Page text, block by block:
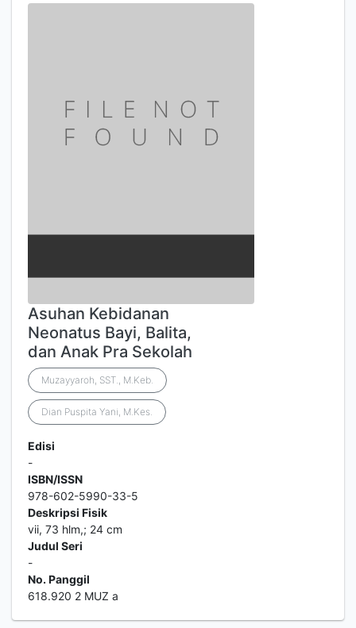
Asuhan Kebidanan
Neonatus Bayi, Balita,
dan Anak Pra Sekolah
Muzayyaroh, SST., M.Keb.
Dian Puspita Yani, M.Kes.
Edisi
-
ISBN/ISSN
978-602-5990-33-5
Deskripsi Fisik
vii, 73 hlm,; 24 cm
Judul Seri
-
No. Panggil
618.920 2 MUZ a